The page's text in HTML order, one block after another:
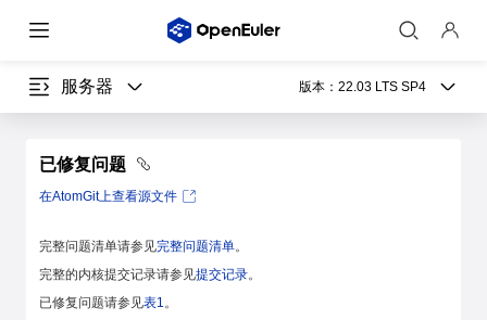
服务器 版本： 22.03 LTS SP4
已修复问题
在AtomGit上查看源文件
完整问题清单请参见完整问题清单。
完整的内核提交记录请参见提交记录。
已修复问题请参见表1。